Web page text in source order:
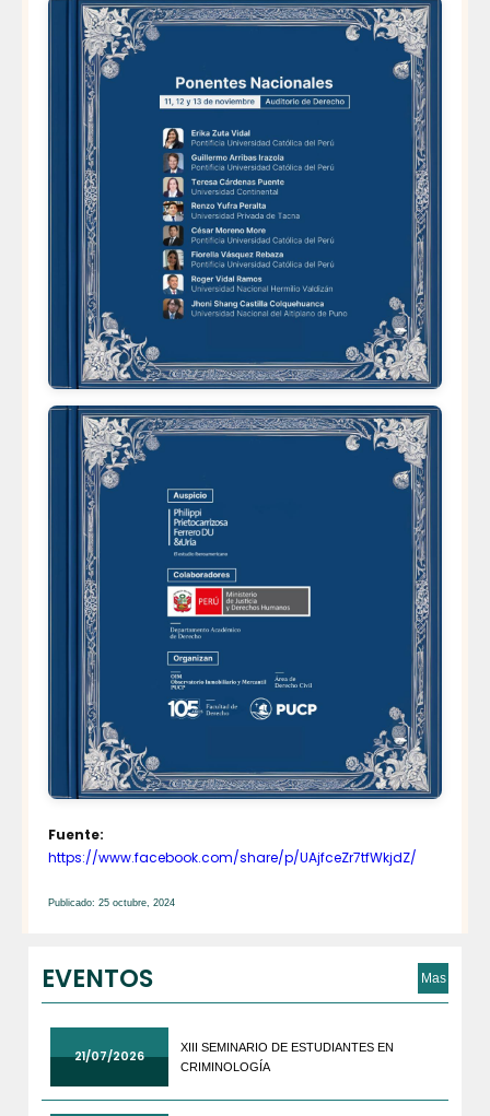
Fuente:
https://www.facebook.com/share/p/UAjfceZr7tfWkjdZ/
Publicado: 25 octubre, 2024
EVENTOS Mas
21/07/2026
XIII SEMINARIO DE ESTUDIANTES EN
CRIMINOLOGÍA